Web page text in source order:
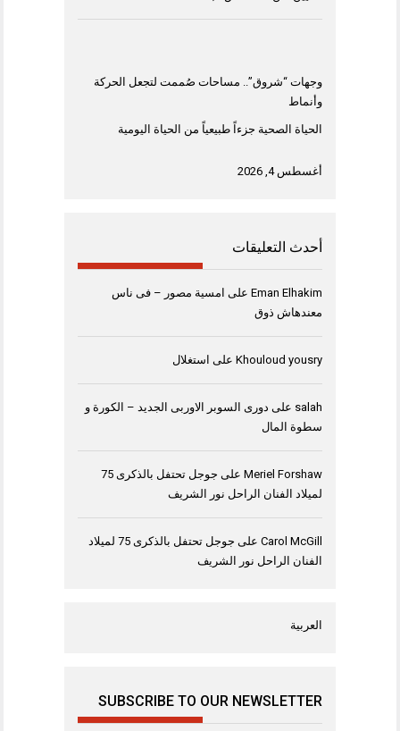
وجهات “شروق”.. مساحات صُممت لتجعل الحركة
وأنماط
الحياة الصحية جزءاً طبيعياً من الحياة اليومية
أغسطس 4, 2026
أحدث التعليقات
Eman Elhakim على امسية مصور – فى ناس
معندهاش ذوق
Khouloud yousry على استغلال
salah على دورى السوبر الاوربى الجديد – الكورة و
سطوة المال
Meriel Forshaw على
جوجل تحتفل بالذكرى 75
لميلاد الفنان الراحل نور الشريف
Carol McGill على
جوجل تحتفل بالذكرى 75 لميلاد
الفنان الراحل نور الشريف
العربية
SUBSCRIBE TO OUR NEWSLETTER